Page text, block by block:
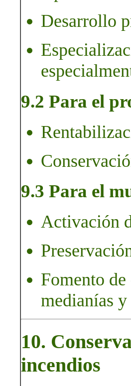
Desarrollo
9.2 Para el
9.3 Para el
Activación
Fomento
medianías
10.
incendios